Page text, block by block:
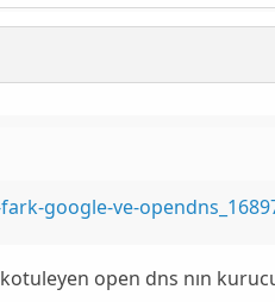
google-ve-
open dns nın